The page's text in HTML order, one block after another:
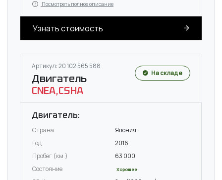
Посмотреть полное описание
Узнать стоимость
Артикул: 20 102 565 588
Двигатель
CNEA,CSHA
На складе
Двигатель:
Страна
Япония
Год
2016
Пробег (км.)
63 000
Состояние
Хорошее